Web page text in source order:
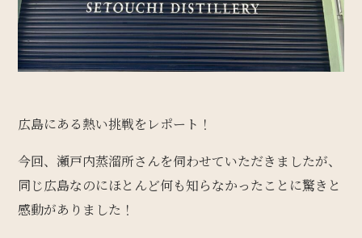
広島にある熱い挑戦をレポート！
今回、瀬戸内蒸溜所さんを伺わせていただきましたが、
同じ広島なのにほとんど何も知らなかったことに驚きと
感動がありました！